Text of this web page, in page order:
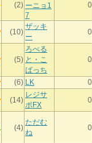
(2) ーニョ1
7
0
(10)
ザッキ
ー
0
(5)
ろべる
と・こ
ばっち
0
(6) LK 0
(14)
レジサ
ポFX
0
(4)
ただむ
ね
0